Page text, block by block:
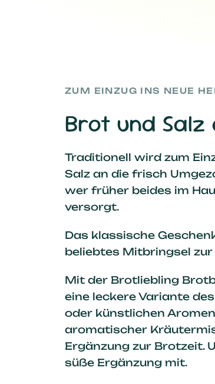
ZUM EINZUG INS NEUE
Brot und Salz
Traditionell wird zum
Salz an die frisch
wer früher beides im
versorgt.
Das klassische
beliebtes Mitbringsel
Mit der Brotliebling
eine leckere Variante
oder künstlichen
aromatischer
Ergänzung zur Brotzeit.
süße Ergänzung mit.